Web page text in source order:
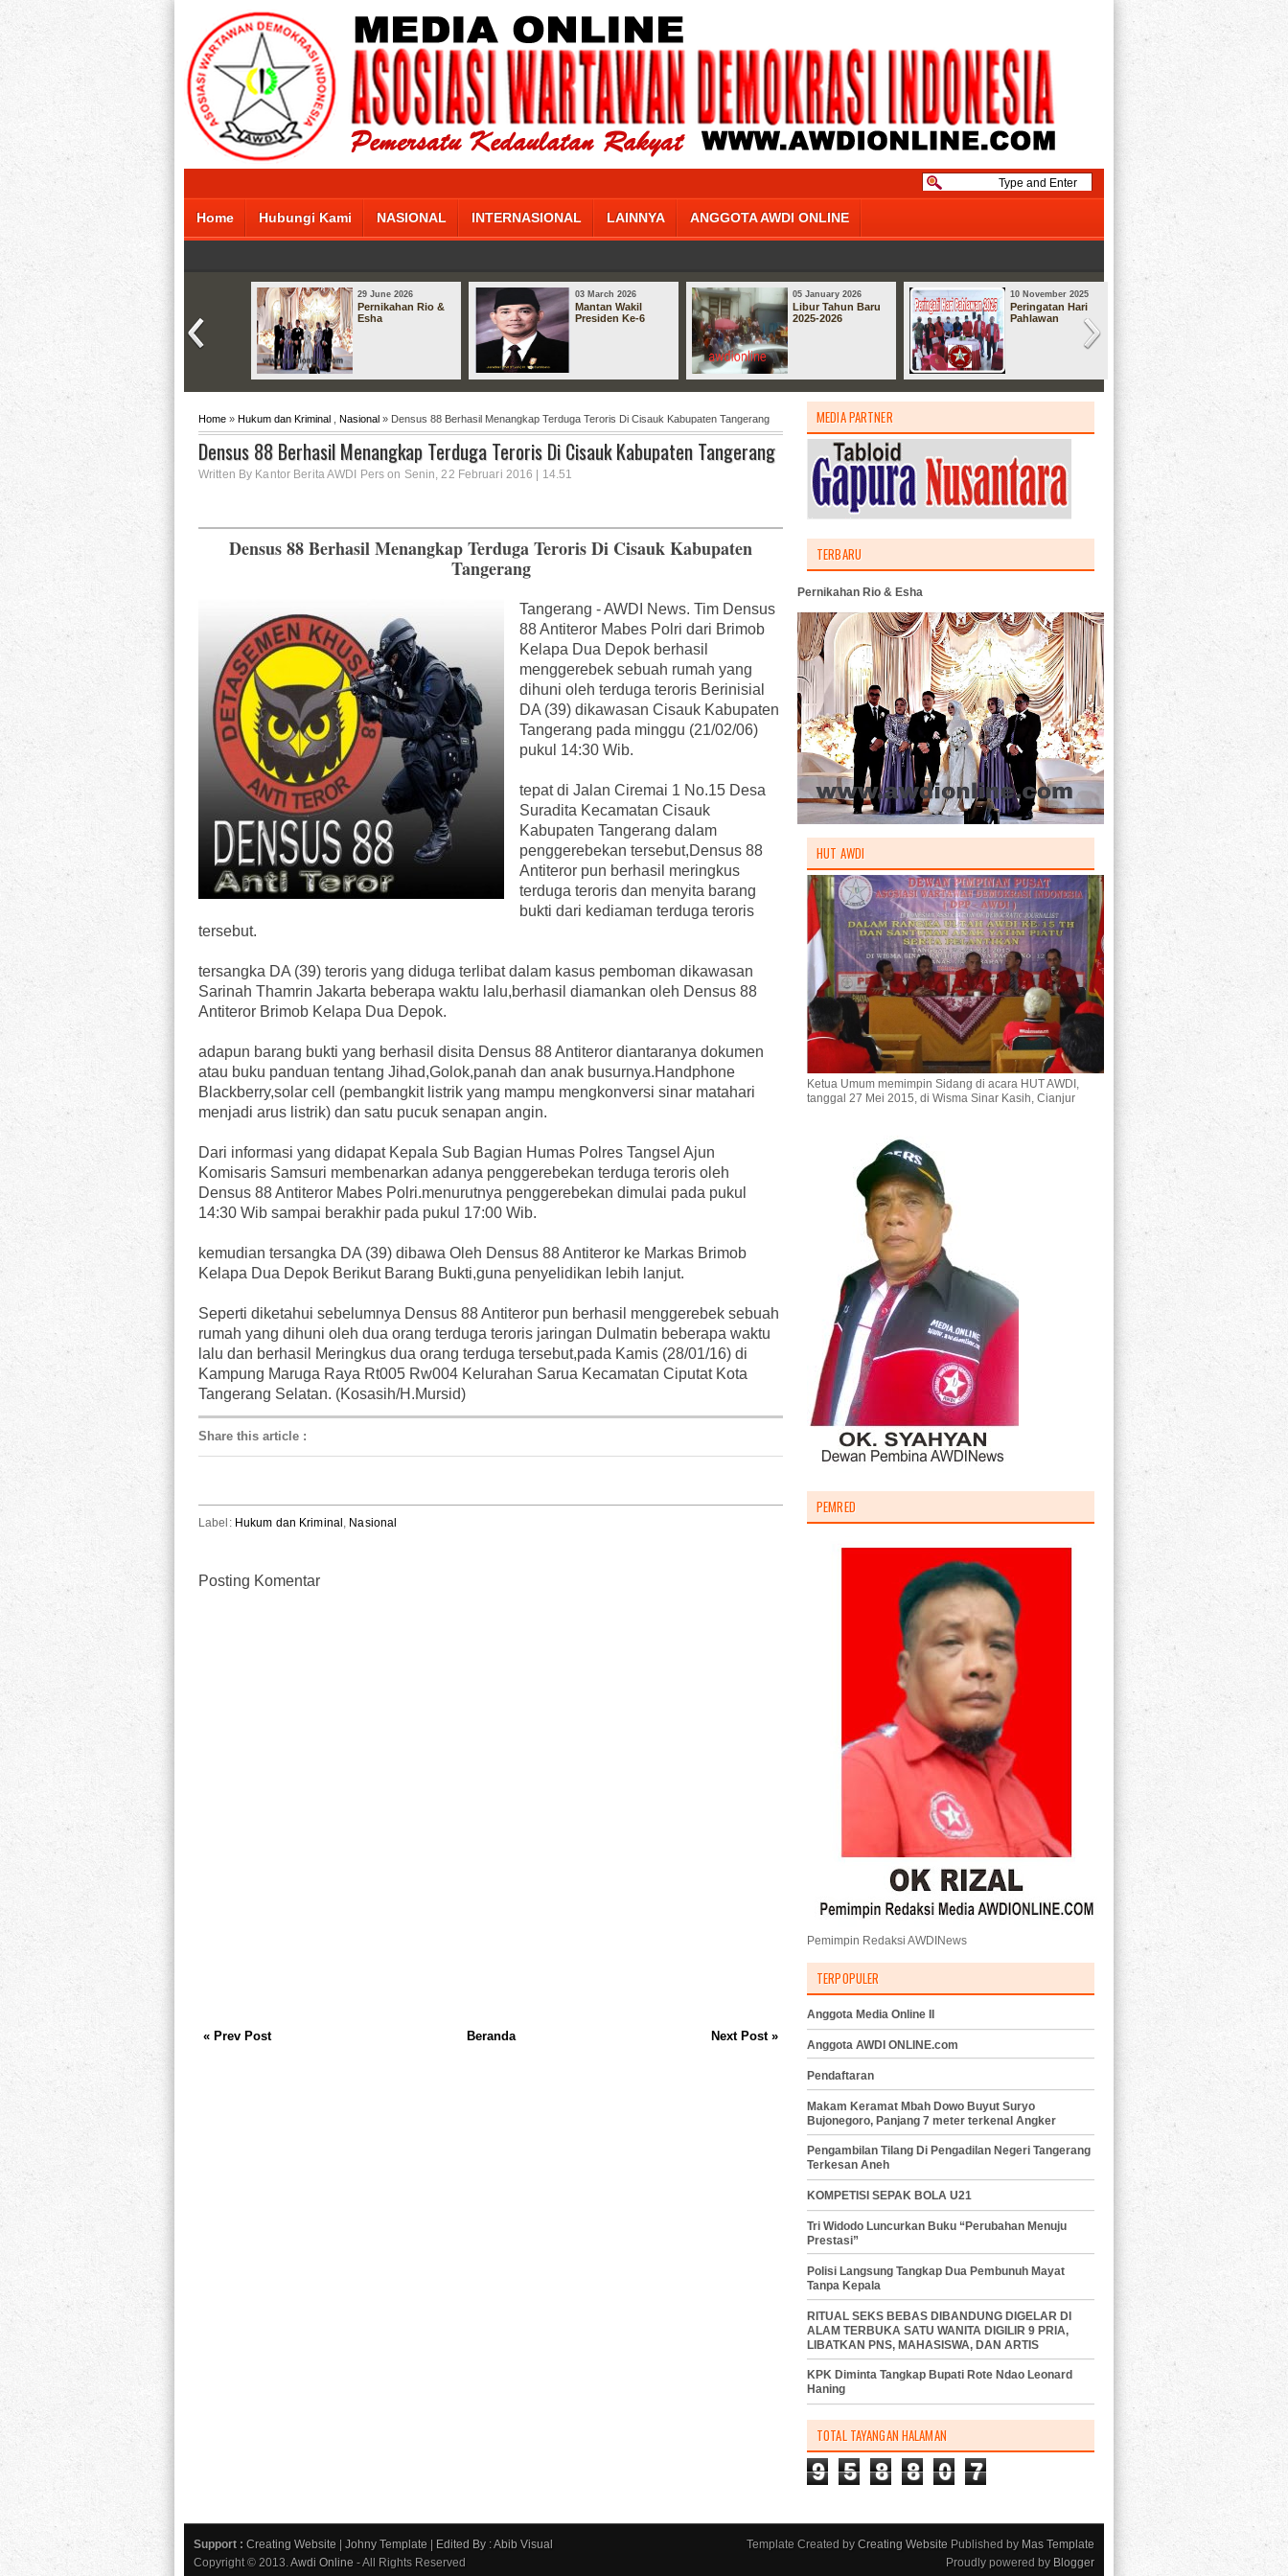
Home Hubungi Kami NASIONAL INTERNASIONAL LAINNYA ANGGOTA AWDI ONLINE
29 June 2026
Pernikahan Rio &
Esha
03 March 2026
Mantan Wakil
Presiden Ke-6
05 January 2026
Libur Tahun Baru
2025-2026
10 November 2025
Peringatan Hari
Pahlawan
Home » Hukum dan Kriminal Nasional » Densus 88 Berhasil Menangkap Terduga Teroris Di Cisauk Kabupaten Tangerang
Densus 88 Berhasil Menangkap Terduga Teroris Di Cisauk Kabupaten Tangerang
Written By Kantor Berita AWDI Pers on Senin, 22 Februari 2016 | 14.51
Densus 88 Berhasil Menangkap Terduga Teroris Di Cisauk Kabupaten
Tangerang
Tangerang - AWDI News. Tim Densus
88 Antiteror Mabes Polri dari Brimob
Kelapa Dua Depok berhasil
menggerebek sebuah rumah yang
dihuni oleh terduga teroris Berinisial
DA (39) dikawasan Cisauk Kabupaten
Tangerang pada minggu (21/02/06)
pukul 14:30 Wib.
tepat di Jalan Ciremai 1 No.15 Desa
Suradita Kecamatan Cisauk
Kabupaten Tangerang dalam
penggerebekan tersebut,Densus 88
Antiteror pun berhasil meringkus
terduga teroris dan menyita barang
bukti dari kediaman terduga teroris
tersebut.
tersangka DA (39) teroris yang diduga terlibat dalam kasus pemboman dikawasan
Sarinah Thamrin Jakarta beberapa waktu lalu,berhasil diamankan oleh Densus 88
Antiteror Brimob Kelapa Dua Depok.
adapun barang bukti yang berhasil disita Densus 88 Antiteror diantaranya dokumen
atau buku panduan tentang Jihad,Golok,panah dan anak busurnya.Handphone
Blackberry,solar cell (pembangkit listrik yang mampu mengkonversi sinar matahari
menjadi arus listrik) dan satu pucuk senapan angin.
Dari informasi yang didapat Kepala Sub Bagian Humas Polres Tangsel Ajun
Komisaris Samsuri membenarkan adanya penggerebekan terduga teroris oleh
Densus 88 Antiteror Mabes Polri.menurutnya penggerebekan dimulai pada pukul
14:30 Wib sampai berakhir pada pukul 17:00 Wib.
kemudian tersangka DA (39) dibawa Oleh Densus 88 Antiteror ke Markas Brimob
Kelapa Dua Depok Berikut Barang Bukti,guna penyelidikan lebih lanjut.
Seperti diketahui sebelumnya Densus 88 Antiteror pun berhasil menggerebek sebuah
rumah yang dihuni oleh dua orang terduga teroris jaringan Dulmatin beberapa waktu
lalu dan berhasil Meringkus dua orang terduga tersebut,pada Kamis (28/01/16) di
Kampung Maruga Raya Rt005 Rw004 Kelurahan Sarua Kecamatan Ciputat Kota
Tangerang Selatan. (Kosasih/H.Mursid)
Share this article :
Label: Hukum dan Kriminal , Nasional
Posting Komentar
« Prev Post Next Post »
Beranda
MEDIA PARTNER
TERBARU
Pernikahan Rio & Esha
HUT AWDI
Ketua Umum memimpin Sidang di acara HUT AWDI,
tanggal 27 Mei 2015, di Wisma Sinar Kasih, Cianjur
PEMRED
Pemimpin Redaksi AWDINews
TERPOPULER
Anggota Media Online II
Anggota AWDI ONLINE.com
Pendaftaran
Makam Keramat Mbah Dowo Buyut Suryo
Bujonegoro, Panjang 7 meter terkenal Angker
Pengambilan Tilang Di Pengadilan Negeri Tangerang
Terkesan Aneh
KOMPETISI SEPAK BOLA U21
Tri Widodo Luncurkan Buku “Perubahan Menuju
Prestasi”
Polisi Langsung Tangkap Dua Pembunuh Mayat
Tanpa Kepala
RITUAL SEKS BEBAS DIBANDUNG DIGELAR DI
ALAM TERBUKA SATU WANITA DIGILIR 9 PRIA,
LIBATKAN PNS, MAHASISWA, DAN ARTIS
KPK Diminta Tangkap Bupati Rote Ndao Leonard
Haning
TOTAL TAYANGAN HALAMAN
9 5 8 8 0 7
Support : Creating Website | Johny Template | Edited By : Abib Visual
Copyright © 2013. Awdi Online - All Rights Reserved
Template Created by Creating Website Published by Mas Template
Proudly powered by Blogger